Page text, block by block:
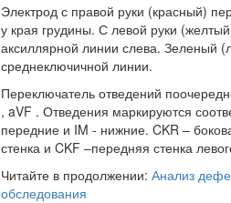
Электрод с правой руки (красный)
у края грудины. С левой руки
аксиллярной линии слева. Зеленый
среднеключичной линии.
Переключатель отведений
, aVF . Отведения маркируются
передние и IM - нижние. CKR –
стенка и CKF –передняя стенка
Читайте в продолжении: Анализ
обследования